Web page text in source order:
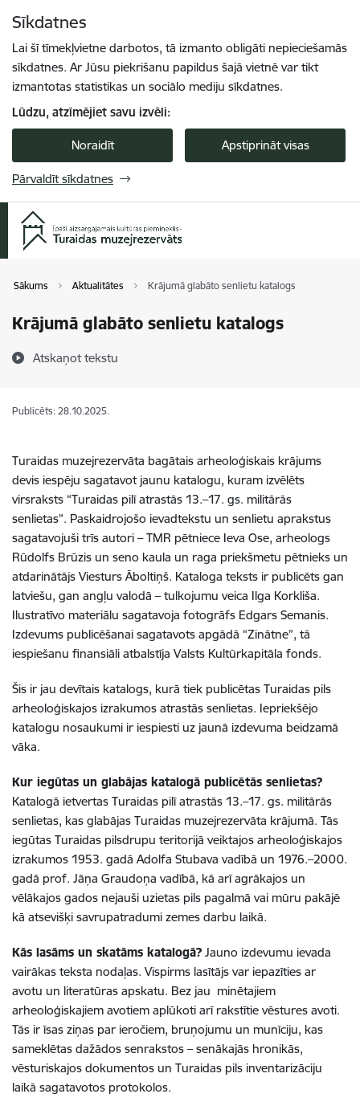
Sīkdatnes
Lai šī tīmekļvietne darbotos, tā izmanto obligāti nepieciešamās
sīkdatnes. Ar Jūsu piekrišanu papildus šajā vietnē var tikt
izmantotas statistikas un sociālo mediju sīkdatnes.
Lūdzu, atzīmējiet savu izvēli:
Noraidīt Apstiprināt visas
Pārvaldīt sīkdatnes
Sākums Aktualitātes Krājumā glabāto senlietu katalogs
Krājumā glabāto senlietu katalogs
Atskaņot tekstu
Publicēts: 28.10.2025.
Turaidas muzejrezervāta bagātais arheoloģiskais krājums
devis iespēju sagatavot jaunu katalogu, kuram izvēlēts
virsraksts “Turaidas pilī atrastās 13.–17. gs. militārās
senlietas”. Paskaidrojošo ievadtekstu un senlietu aprakstus
sagatavojuši trīs autori – TMR pētniece Ieva Ose, arheologs
Rūdolfs Brūzis un seno kaula un raga priekšmetu pētnieks un
atdarinātājs Viesturs Āboltiņš. Kataloga teksts ir publicēts gan
latviešu, gan angļu valodā – tulkojumu veica Ilga Korkliša.
Ilustratīvo materiālu sagatavoja fotogrāfs Edgars Semanis.
Izdevums publicēšanai sagatavots apgādā “Zinātne”, tā
iespiešanu finansiāli atbalstīja Valsts Kultūrkapitāla fonds.
Šis ir jau devītais katalogs, kurā tiek publicētas Turaidas pils
arheoloģiskajos izrakumos atrastās senlietas. Iepriekšējo
katalogu nosaukumi ir iespiesti uz jaunā izdevuma beidzamā
vāka.
Kur iegūtas un glabājas katalogā publicētās senlietas?
Katalogā ietvertas Turaidas pilī atrastās 13.–17. gs. militārās
senlietas, kas glabājas Turaidas muzejrezervāta krājumā. Tās
iegūtas Turaidas pilsdrupu teritorijā veiktajos arheoloģiskajos
izrakumos 1953. gadā Adolfa Stubava vadībā un 1976.–2000.
gadā prof. Jāņa Graudoņa vadībā, kā arī agrākajos un
vēlākajos gados nejauši uzietas pils pagalmā vai mūru pakājē
kā atsevišķi savrupatradumi zemes darbu laikā.
Kās lasāms un skatāms katalogā? Jauno izdevumu ievada
vairākas teksta nodaļas. Vispirms lasītājs var iepazīties ar
avotu un literatūras apskatu. Bez jau minētajiem
arheoloģiskajiem avotiem aplūkoti arī rakstītie vēstures avoti.
Tās ir īsas ziņas par ieročiem, bruņojumu un munīciju, kas
sameklētas dažādos senrakstos – senākajās hronikās,
vēsturiskajos dokumentos un Turaidas pils inventarizāciju
laikā sagatavotos protokolos.